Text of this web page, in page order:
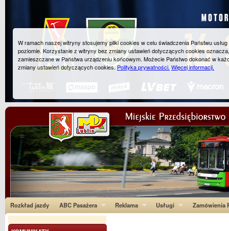
Rozkład jazdy ABC Pasażera Reklama Usługi Zamówienia
W ramach naszej witryny stosujemy pliki cookies w celu świadczenia Państwu
poziomie. Korzystanie z witryny bez zmiany ustawień dotyczących cookies
zamieszczane w Państwa urządzeniu końcowym. Możecie Państwo dokonać w
zmiany ustawień dotyczących cookies.Polityka prywatności. Więcej informacji.